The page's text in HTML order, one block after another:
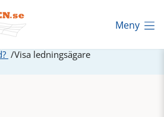
Meny
Visa ledningsägare